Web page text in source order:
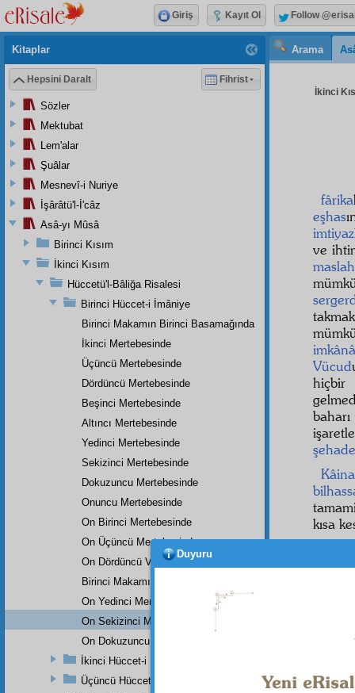
Arama
İkinci
fârika
eşhas
imtiyaz
ve
Vücud
kısa
ispat
Kitaplar
Hepsini Daralt Fihrist
Sözler
Mektubat
Lem'alar
Şuâlar
Mesnevî-i Nuriye
İşârâtü'l-İ'câz
Asâ-yı Mûsâ
Birinci Kısım
İkinci Kısım
Hüccetü'l-Bâliğa Risalesi
Birinci Hüccet-i İmâniye
Birinci Makamın Birinci Basamağında
İkinci Mertebesinde
Üçüncü Mertebesinde
Dördüncü Mertebesinde
Beşinci Mertebesinde
Altıncı Mertebesinde
Yedinci Mertebesinde
Sekizinci Mertebesinde
Dokuzuncu Mertebesinde
Onuncu Mertebesinde
On Birinci Mertebesinde
On Üçüncü Mertebesinde
On Dördüncü Ve On Beşinci Mertebesi
Birinci Makamın On Altıncı Mertebesinde
On Yedinci Mertebesinde
On Sekizinci Mertebesinde
On Dokuzuncu Mertebesinde
İkinci Hüccet-i İmâniye
Üçüncü Hüccet-i İmâniye
Giriş Kayıt Ol Follow
Duyuru